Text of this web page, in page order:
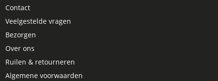
Contact
Veelgestelde vragen
Bezorgen
Over ons
Ruilen & retourneren
Algemene voorwaarden